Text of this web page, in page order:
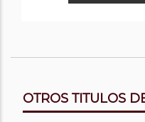
OTROS TITULOS